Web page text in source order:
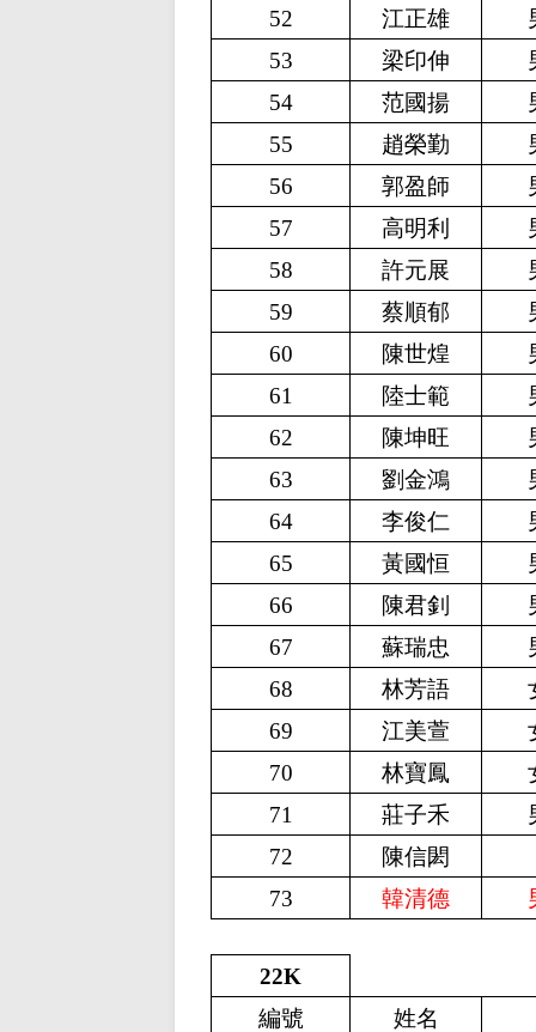
52 江正雄
53
梁印伸
54
范國揚
55
趙榮勤
56
郭盈師
57
高明利
58
許元展
59
蔡順郁
60
陳世煌
61
陸士範
62
陳坤旺
63
劉金鴻
64
李俊仁
65
黃國恒
66
陳君釗
67
蘇瑞忠
68
林芳語
69
江美萱
70
林寶鳳
71
莊子禾
72
陳信閎
73
韓清德
22K
編號
姓名